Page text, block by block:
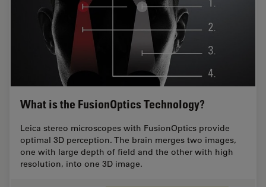
What is the FusionOptics Technology?
Leica stereo microscopes with FusionOptics provide
optimal 3D perception. The brain merges two images,
one with large depth of field and the other with high
resolution, into one 3D image.